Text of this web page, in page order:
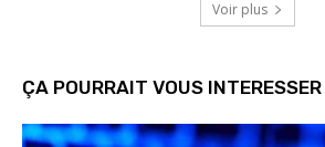
Voir plus
ÇA POURRAIT VOUS INTERESSER